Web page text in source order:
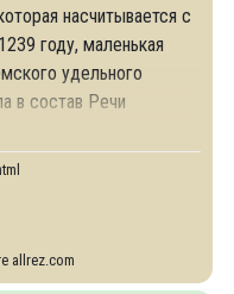
насчитывается с
году, маленькая
удельного
в состав Речи
allrez.com